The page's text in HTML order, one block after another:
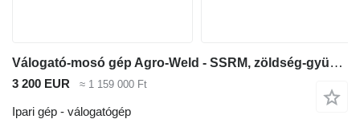
Válogató-mosó gép Agro-Weld - SSRM, zöldség-gyümölcs
3 200 EUR ≈ 1 159 000 Ft
Ipari gép - válogatógép